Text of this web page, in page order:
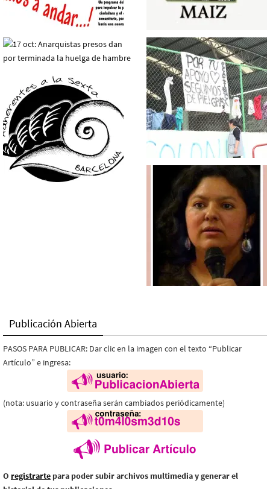
Publicación Abierta
PASOS PARA PUBLICAR: Dar clic en la imagen con el texto “Publicar
Artículo” e ingresa:
(nota: usuario y contraseña serán cambiados periódicamente)
O registrarte para poder subir archivos multimedia y generar el